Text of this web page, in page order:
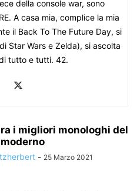
della console war, sono
A casa mia, complice la mia
il Back To The Future Day, si
Star Wars e Zelda), si ascolta
tutto e tutti. 42.
i migliori monologhi del
- 25 Marzo 2021